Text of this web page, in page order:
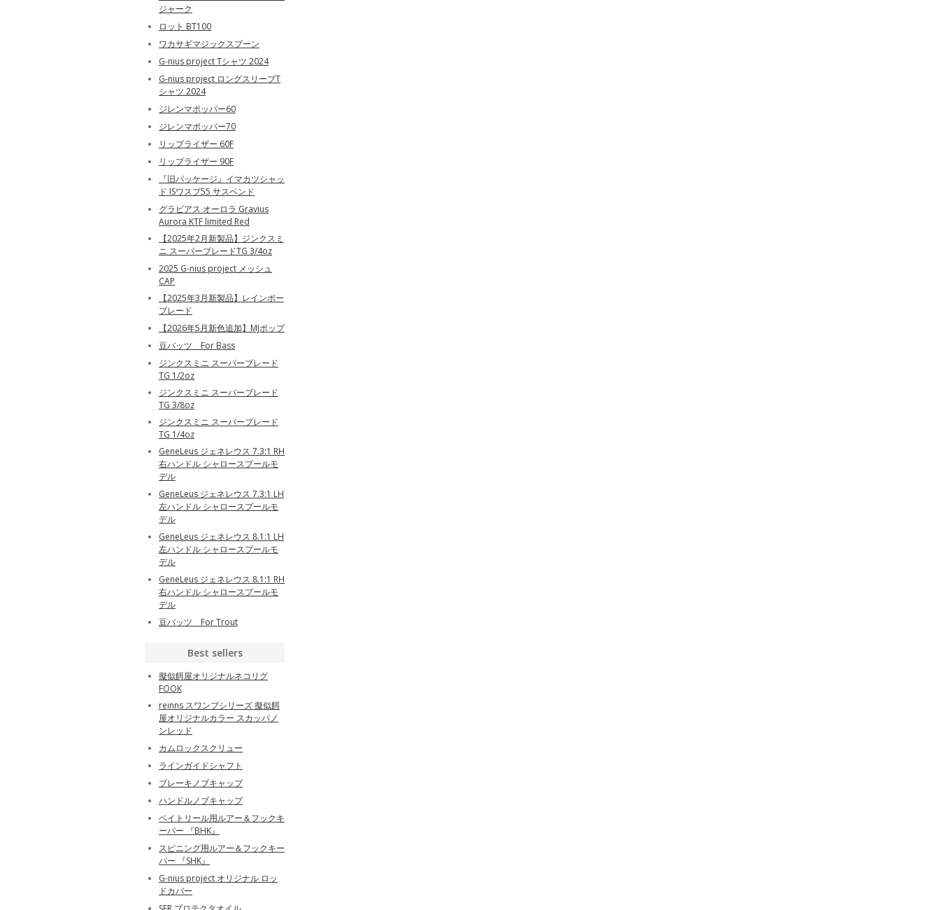
ジャーク
ロット BT100
ワカサギマジックスプーン
G-nius project Tシャツ 2024
G-nius project ロングスリーブT
シャツ 2024
ジレンマポッパー60
ジレンマポッパー70
リップライザー 60F
リップライザー 90F
『旧パッケージ』イマカツシャッ
ド ISワスプ55 サスペンド
グラビアス オーロラ Gravius
Aurora KTF limited Red
【2025年2月新製品】ジンクスミ
ニ スーパーブレードTG 3/4oz
2025 G-nius project メッシュ
CAP
【2025年3月新製品】レインボー
ブレード
【2026年5月新色追加】MJポップ
豆バッツ For Bass
ジンクスミニ スーパーブレード
TG 1/2oz
ジンクスミニ スーパーブレード
TG 3/8oz
ジンクスミニ スーパーブレード
TG 1/4oz
GeneLeus ジェネレウス 7.3:1 RH
右ハンドル シャロースプールモ
デル
GeneLeus ジェネレウス 7.3:1 LH
左ハンドル シャロースプールモ
デル
GeneLeus ジェネレウス 8.1:1 LH
左ハンドル シャロースプールモ
デル
GeneLeus ジェネレウス 8.1:1 RH
右ハンドル シャロースプールモ
デル
豆バッツ For Trout
Best sellers
擬似餌屋オリジナルネコリグ
FOOK
reinns スワンプシリーズ 擬似餌
屋オリジナルカラー スカッパノ
ンレッド
カムロックスクリュー
ラインガイドシャフト
ブレーキノブキャップ
ハンドルノブキャップ
ベイトリール用ルアー＆フックキ
ーパー 『BHK』
スピニング用ルアー＆フックキー
パー 『SHK』
G-nius project オリジナル ロッ
ドカバー